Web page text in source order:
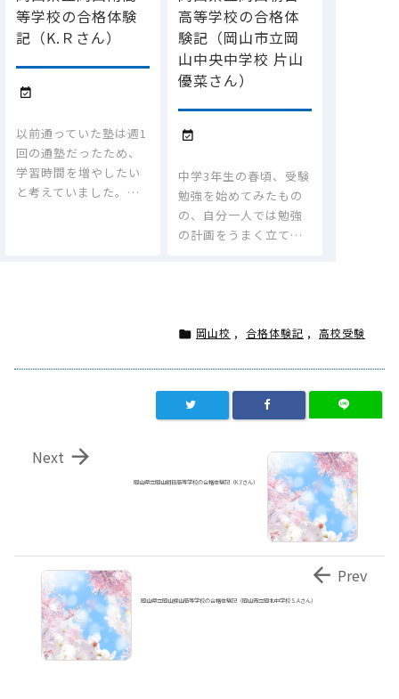
等学校の合格体験
記（K.Ｒさん）

以前通っていた塾は週1
回の通塾だったため、
学習時間を増やしたい
と考えていました。…
高等学校の合格体
験記（岡山市立岡
山中央中学校 片山
優菜さん）

中学3年生の春頃、受験
勉強を始めてみたもの
の、自分一人では勉強
の計画をうまく立て…
 岡山校 , 合格体験記 , 高校受験
岡山県立岡山朝日高等学校の合格体験記（K.Yさん）

Next
岡山県立岡山操山高等学校の合格体験記（岡山市立岡北中学校 S.Aさん）
 Prev